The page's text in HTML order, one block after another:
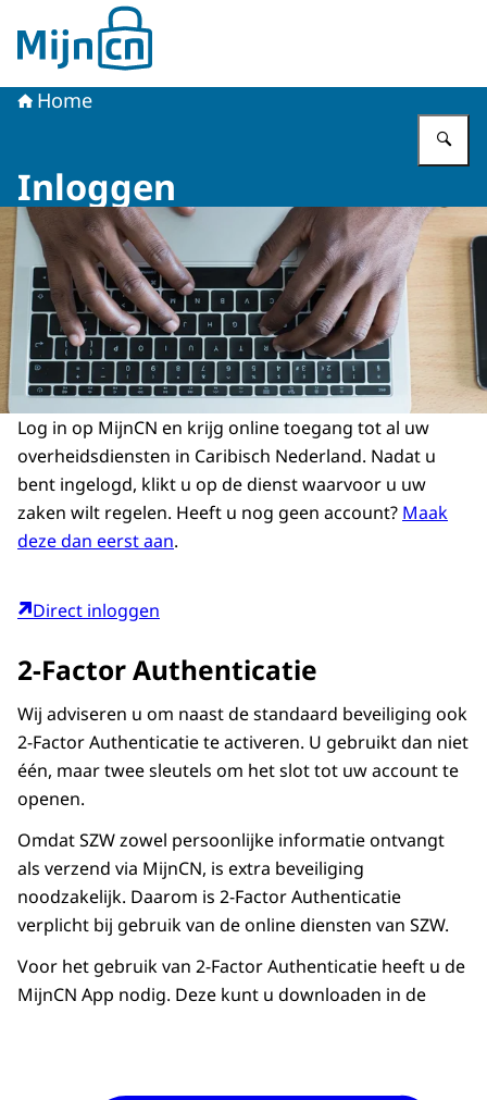
Naar de homepage van MijnCN
Home
Inloggen
Log in op MijnCN en krijg online toegang tot al uw
overheidsdiensten in Caribisch Nederland. Nadat u
bent ingelogd, klikt u op de dienst waarvoor u uw
zaken wilt regelen. Heeft u nog geen account? Maak
deze dan eerst aan.
Direct inloggen
2-Factor Authenticatie
Wij adviseren u om naast de standaard beveiliging ook
2-Factor Authenticatie te activeren. U gebruikt dan niet
één, maar twee sleutels om het slot tot uw account te
openen.
Omdat SZW zowel persoonlijke informatie ontvangt
als verzend via MijnCN, is extra beveiliging
noodzakelijk. Daarom is 2-Factor Authenticatie
verplicht bij gebruik van de online diensten van SZW.
Voor het gebruik van 2-Factor Authenticatie heeft u de
MijnCN App nodig. Deze kunt u downloaden in de